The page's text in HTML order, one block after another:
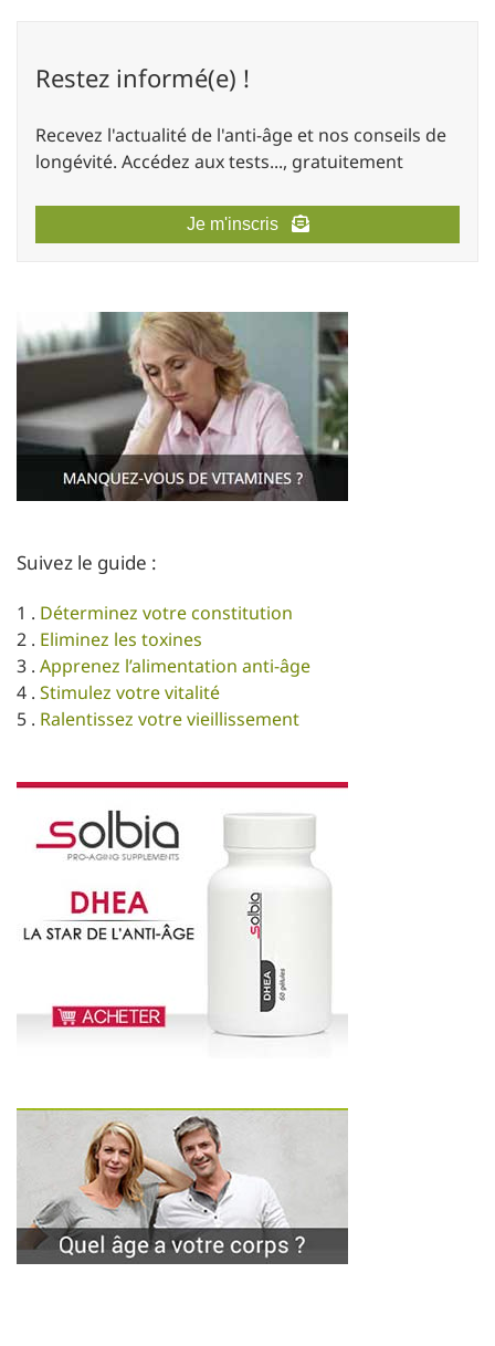
Restez informé(e) !
Recevez l'actualité de l'anti-âge et nos conseils de
longévité. Accédez aux tests..., gratuitement
Je m'inscris
Suivez le guide :
1 . Déterminez votre constitution
2 . Eliminez les toxines
3 . Apprenez l’alimentation anti-âge
4 . Stimulez votre vitalité
5 . Ralentissez votre vieillissement